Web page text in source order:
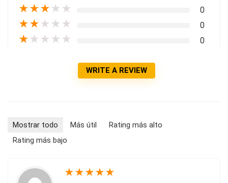
★★★ ★ ★ 0
★★ ★ ★ ★ 0
★ ★ ★ ★ ★ 0
WRITE A REVIEW
Mostrar todo Más útil
Rating más alto
Rating más bajo
★★★★★